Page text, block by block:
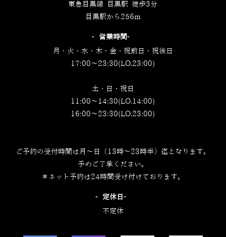
東急目黒線 目黒駅 徒歩3分
目黒駅から256m
‐営業時間‐
月・火・水・木・金・祝前日・祝後日
17:00～23:30(LO.23:00)
土・日・祝日
11:00～14:30(LO.14:00)
16:00～23:30(LO.23:00)
ご予約の受付時間は月～日（13時～23時半）迄となります。
予めご了承ください。
＊ネット予約は24時間受け付けております。
‐定休日‐
不定休